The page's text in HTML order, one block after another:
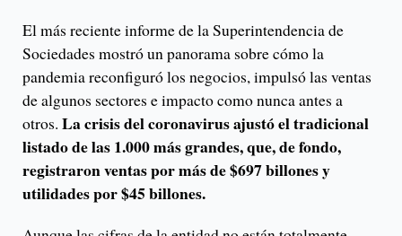
El más reciente informe de la Superintendencia de
Sociedades mostró un panorama sobre cómo la
pandemia reconfiguró los negocios, impulsó las ventas
de algunos sectores e impacto como nunca antes a
otros. La crisis del coronavirus ajustó el tradicional
listado de las 1.000 más grandes, que, de fondo,
registraron ventas por más de $697 billones y
utilidades por $45 billones.